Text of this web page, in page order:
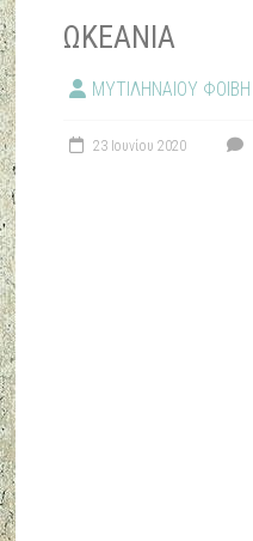
ΩΚΕΑΝΙΑ
ΜΥΤΙΛΗΝΑΙΟΥ ΦΟΙΒΗ
23 Ιουνίου 2020